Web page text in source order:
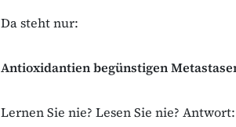
Da steht nur:
Antioxidantien begünstigen
Lernen Sie nie? Lesen Sie nie?